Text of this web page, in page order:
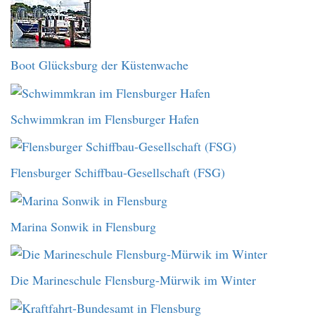
Boot Glücksburg der Küstenwache
Schwimmkran im Flensburger Hafen
Flensburger Schiffbau-Gesellschaft (FSG)
Marina Sonwik in Flensburg
Die Marineschule Flensburg-Mürwik im Winter